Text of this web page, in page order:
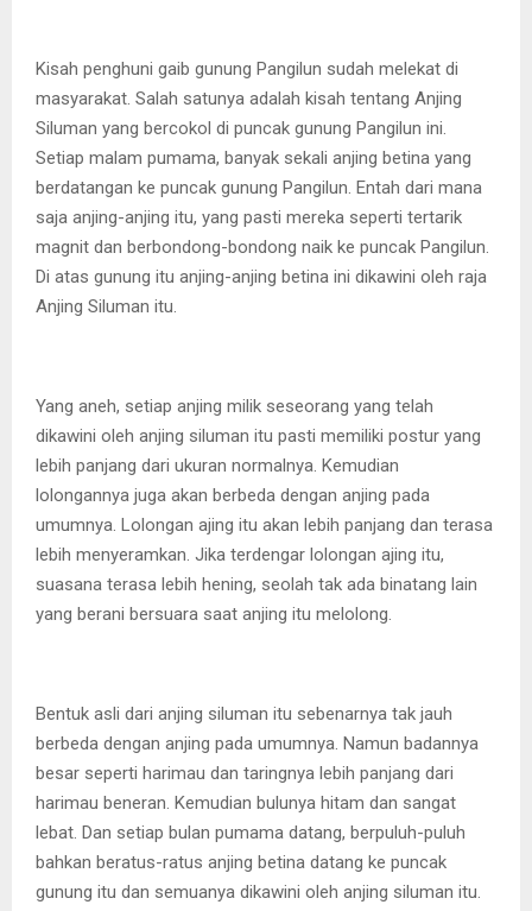
Kisah penghuni gaib gunung Pangilun sudah melekat di
masyarakat. Salah satunya adalah kisah tentang Anjing
Siluman yang bercokol di puncak gunung Pangilun ini.
Setiap malam pumama, banyak sekali anjing betina yang
berdatangan ke puncak gunung Pangilun. Entah dari mana
saja anjing-anjing itu, yang pasti mereka seperti tertarik
magnit dan berbondong-bondong naik ke puncak Pangilun.
Di atas gunung itu anjing-anjing betina ini dikawini oleh raja
Anjing Siluman itu.
Yang aneh, setiap anjing milik seseorang yang telah
dikawini oleh anjing siluman itu pasti memiliki postur yang
lebih panjang dari ukuran normalnya. Kemudian
lolongannya juga akan berbeda dengan anjing pada
umumnya. Lolongan ajing itu akan lebih panjang dan terasa
lebih menyeramkan. Jika terdengar lolongan ajing itu,
suasana terasa lebih hening, seolah tak ada binatang lain
yang berani bersuara saat anjing itu melolong.
Bentuk asli dari anjing siluman itu sebenarnya tak jauh
berbeda dengan anjing pada umumnya. Namun badannya
besar seperti harimau dan taringnya lebih panjang dari
harimau beneran. Kemudian bulunya hitam dan sangat
lebat. Dan setiap bulan pumama datang, berpuluh-puluh
bahkan beratus-ratus anjing betina datang ke puncak
gunung itu dan semuanya dikawini oleh anjing siluman itu.